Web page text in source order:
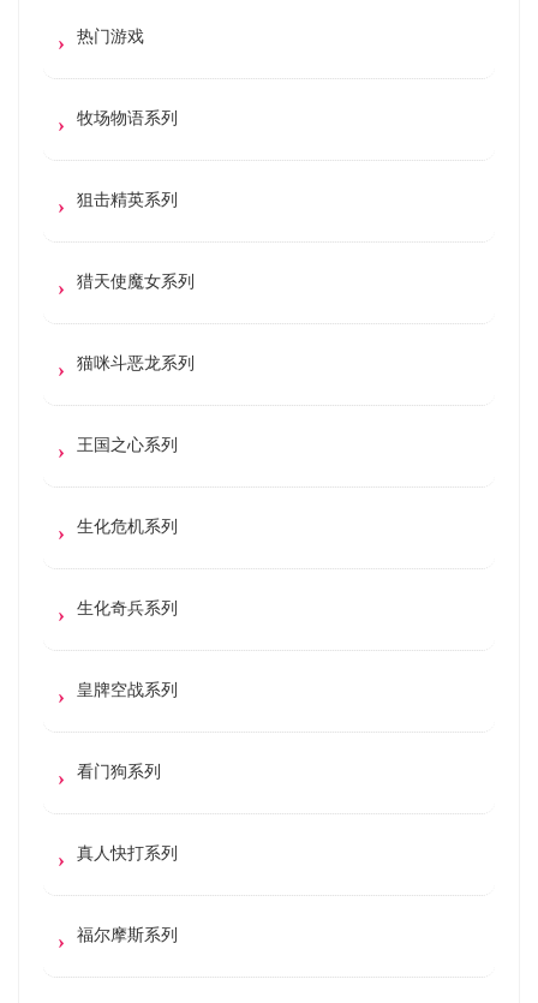
热门游戏
牧场物语系列
狙击精英系列
猎天使魔女系列
猫咪斗恶龙系列
王国之心系列
生化危机系列
生化奇兵系列
皇牌空战系列
看门狗系列
真人快打系列
福尔摩斯系列